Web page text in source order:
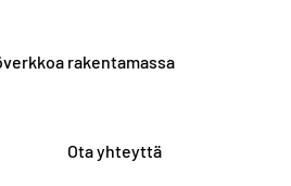
rakentamassa
Ota yhteyttä